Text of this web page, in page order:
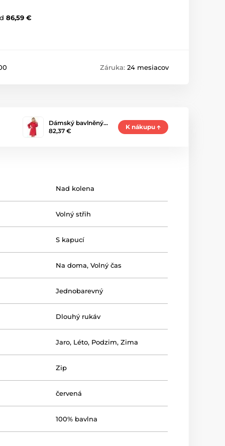
86,59 €
Záruka: 24 mesiacov
Dámský bavlněný…
82,37 €
K nákupu
Nad kolena
Volný střih
S kapucí
Na doma,Volný čas
Jednobarevný
Dlouhý rukáv
Jaro, Léto, Podzim,Zima
Zip
červená
100% bavlna